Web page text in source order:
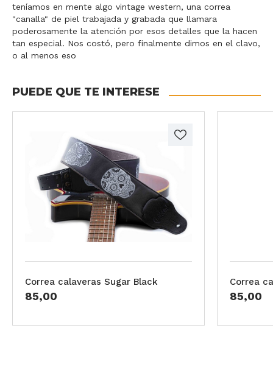
teníamos en mente algo vintage western, una correa
"canalla" de piel trabajada y grabada que llamara
poderosamente la atención por esos detalles que la hacen
tan especial. Nos costó, pero finalmente dimos en el clavo,
o al menos eso
PUEDE QUE TE INTERESE
Correa calaveras Sugar Black
85,00
Correa
85,00